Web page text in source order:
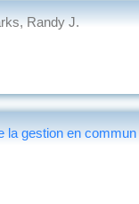
Randy J.
la gestion en commun